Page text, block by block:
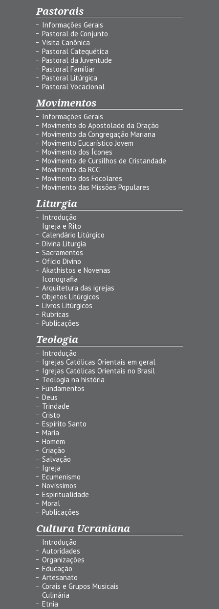
Pastorais
Informações Gerais
Pastoral de Conjunto
Visita Canônica
Pastoral Catequética
Pastoral da Juventude
Pastoral Familiar
Pastoral Litúrgica
Pastoral Vocacional
Movimentos
Informações Gerais
Movimento do Apostolado da Oração
Movimento da Congregação Mariana
Movimento Eucarístico Jovem
Movimento dos Ícones
Movimento de Cursilhos de Cristandade
Movimento da RCC
Movimento dos Focolares
Movimento das Missões Populares
Liturgia
Introdução
Igreja e Rito
Calendário Litúrgico
Divina Liturgia
Sacramentos
Ofício Divino
Akathistos e Novenas
Iconografia
Arquitetura das igrejas
Objetos Litúrgicos
Livros Litúrgicos
Rubricas
Publicações
Teologia
Introdução
Igrejas Católicas Orientais em geral
Igrejas Católicas Orientais no Brasil
Teologia na história
Fundamentos
Deus
Trindade
Cristo
Espírito Santo
Maria
Homem
Criação
Salvação
Igreja
Ecumenismo
Novíssimos
Espiritualidade
Moral
Publicações
Cultura Ucraniana
Introdução
Autoridades
Organizações
Educação
Artesanato
Corais e Grupos Musicais
Culinária
Etnia